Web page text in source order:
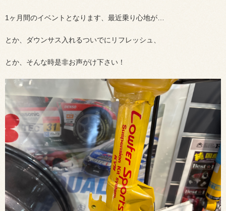
1ヶ月間のイベントとなります、最近乗り心地が…
とか、ダウンサス入れるついでにリフレッシュ、
とか、そんな時是非お声がけ下さい！